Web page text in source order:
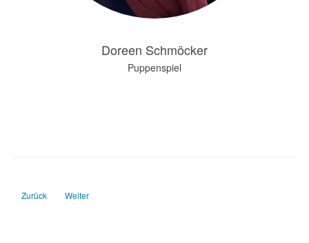
Doreen Schmöcker
Puppenspiel
Vorheriger Beitrag: Gemeindeleitung
Zurück Nächster Beitrag: Unsere Musiker
Weiter